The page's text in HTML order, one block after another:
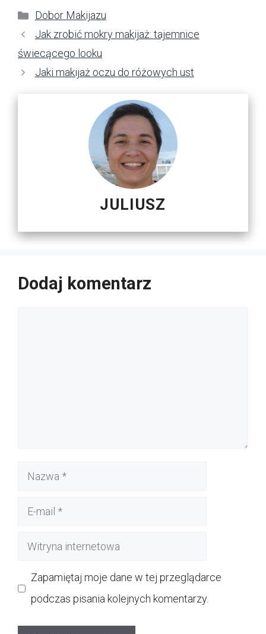
Kategorie
Dobor Makijazu
Jak zrobić mokry makijaż: tajemnice
świecącego looku
Jaki makijaż oczu do różowych ust
JULIUSZ
Dodaj komentarz
Nazwa
Witryna
Zapamiętaj moje dane w tej przeglądarce
podczas pisania kolejnych komentarzy.